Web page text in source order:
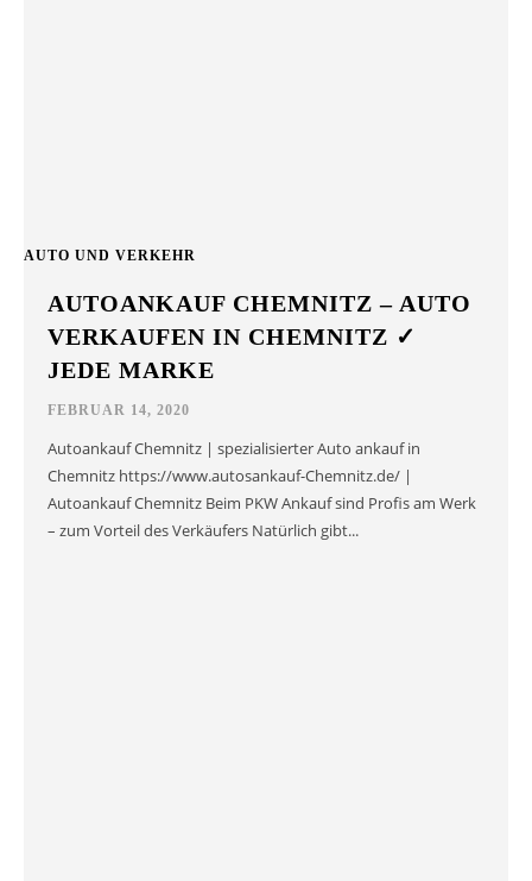
AUTO UND VERKEHR
AUTOANKAUF CHEMNITZ – AUTO
VERKAUFEN IN CHEMNITZ ✓
JEDE MARKE
FEBRUAR 14, 2020
Autoankauf Chemnitz | spezialisierter Auto ankauf in
Chemnitz https://www.autosankauf-Chemnitz.de/ |
Autoankauf Chemnitz Beim PKW Ankauf sind Profis am Werk
– zum Vorteil des Verkäufers Natürlich gibt...